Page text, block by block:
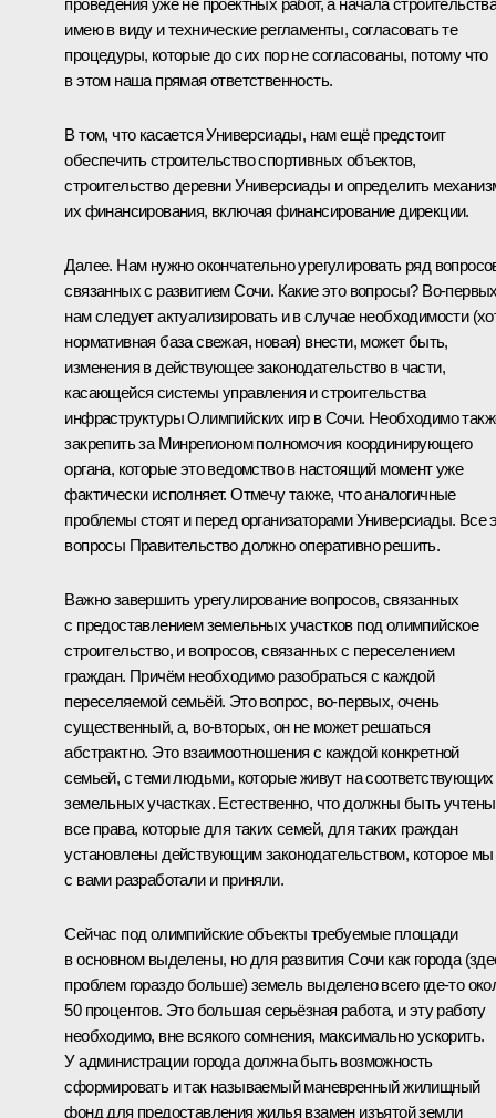
проведения уже не проектных работ, а начала
имею в виду и технические регламенты, согласовать те
процедуры, которые до сих пор не согласованы, потому что
в этом наша прямая ответственность.
В том, что касается Универсиады, нам ещё предстоит
обеспечить строительство спортивных объектов,
строительство деревни Универсиады и определить
их финансирования, включая финансирование дирекции.
Далее. Нам нужно окончательно урегулировать ряд
связанных с развитием Сочи. Какие это вопросы?
нам следует актуализировать и в случае необходимости
нормативная база свежая, новая) внести, может быть,
изменения в действующее законодательство в части,
касающейся системы управления и строительства
инфраструктуры Олимпийских игр в Сочи. Необходимо
закрепить за Минрегионом полномочия координирующего
органа, которые это ведомство в настоящий момент уже
фактически исполняет. Отмечу также, что аналогичные
проблемы стоят и перед организаторами Универсиады. Все
вопросы Правительство должно оперативно решить.
Важно завершить урегулирование вопросов, связанных
с предоставлением земельных участков под олимпийское
строительство, и вопросов, связанных с переселением
граждан. Причём необходимо разобраться с каждой
переселяемой семьёй. Это вопрос, во‑первых, очень
существенный, а, во‑вторых, он не может решаться
абстрактно. Это взаимоотношения с каждой конкретной
семьей, с теми людьми, которые живут на соответствующих
земельных участках. Естественно, что должны быть учтены
все права, которые для таких семей, для таких граждан
установлены действующим законодательством, которое мы
с вами разработали и приняли.
Сейчас под олимпийские объекты требуемые площади
в основном выделены, но для развития Сочи как города
проблем гораздо больше) земель выделено всего где‑то
50 процентов. Это большая серьёзная работа, и эту работу
необходимо, вне всякого сомнения, максимально ускорить.
У администрации города должна быть возможность
сформировать и так называемый маневренный жилищный
фонд для предоставления жилья взамен изъятой земли